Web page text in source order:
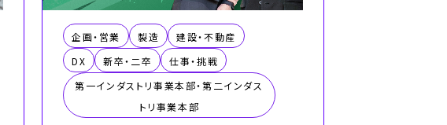
企画・営業 製造
建設・不動産
DX
新卒・二卒
仕事・挑戦
第一インダストリ事業本部・第二インダス
トリ事業本部